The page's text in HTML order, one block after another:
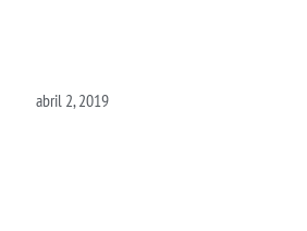
abril 2, 2019